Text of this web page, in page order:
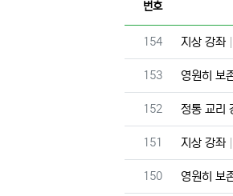
번호
번호
154 지상 강좌
번호
153 영원히 보
번호
152 정통 교리
번호
151 지상 강좌
번호
150 영원히 보